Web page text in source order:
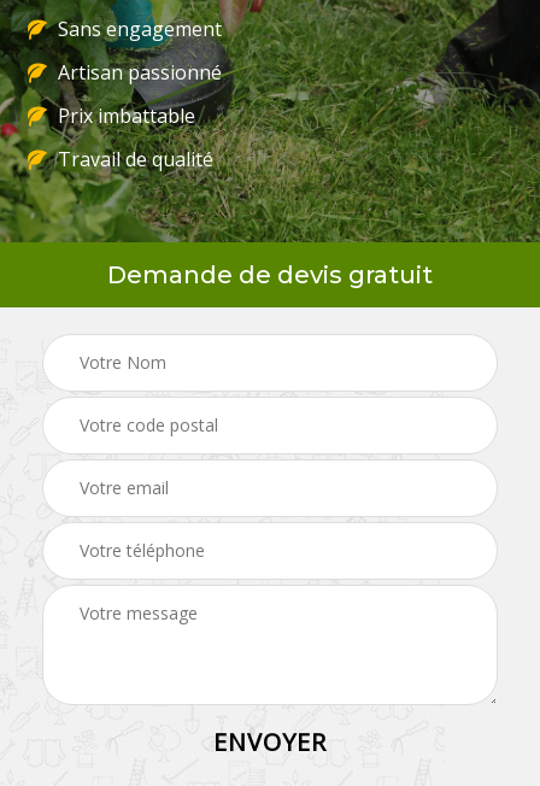
Sans engagement
Artisan passionné
Prix imbattable
Travail de qualité
Demande de devis gratuit